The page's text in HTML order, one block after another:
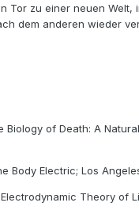
Tor zu einer neuen Welt,
dem anderen wieder
Biology of Death: A
Body Electric; Los
Theory of